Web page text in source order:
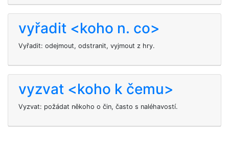
vyřadit <koho n. co>
Vyřadit: odejmout, odstranit, vyjmout z hry.
vyzvat <koho k čemu>
Vyzvat: požádat někoho o čin, často s naléhavostí.